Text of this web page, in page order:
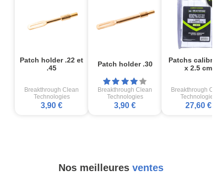
Patch holder .22 et
.45
Breakthrough Clean
Technologies
3,90 €
Patch holder .30
Breakthrough Clean
Technologies
3,90 €
Patchs calibre
x 2.5 cm
Breakthrough
Technologies
27,60 €
Nos meilleures ventes